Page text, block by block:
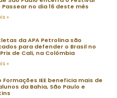
Passear no dia 16 deste mês
»
da APA Petrolina são
para defender o Brasil no
de Cali, na Colômbia
»
Formações IEE beneficia mais de
da Bahia, São Paulo e